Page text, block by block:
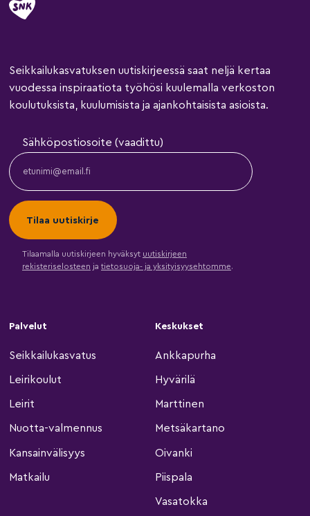
Seikkailukasvatuksen uutiskirjeessä saat neljä kertaa
vuodessa inspiraatiota työhösi kuulemalla verkoston
koulutuksista, kuulumisista ja ajankohtaisista asioista.
Sähköpostiosoite (vaadittu)
Tilaamalla uutiskirjeen hyväksyt uutiskirjeen
rekisteriselosteen ja tietosuoja- ja yksityisyysehtomme.
Palvelut
Seikkailukasvatus
Leirikoulut
Leirit
Nuotta-valmennus
Kansainvälisyys
Matkailu
Keskukset
Ankkapurha
Hyvärilä
Marttinen
Metsäkartano
Oivanki
Piispala
Vasatokka